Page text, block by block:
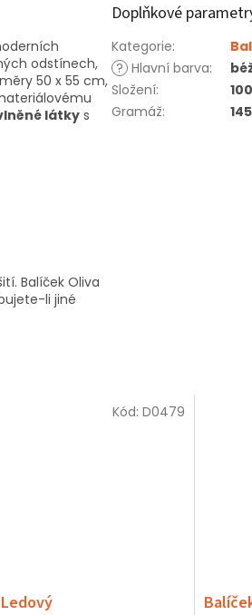
odstínech,
50 x 55 cm,
látky s
Balíček Oliva
li jiné
Doplňkové
Kategorie:
? Hlavní barva:
Složení:
Gramáž:
Kód: D0479